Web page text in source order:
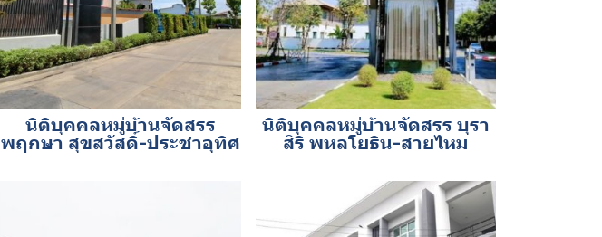
นิติบุคคลหมู่บ้านจัดสรร
พฤกษา สุขสวัสดิ์-ประชาอุทิศ
นิติบุคคลหมู่บ้านจัดสรร บุรา
สิริ พหลโยธิน-สายไหม